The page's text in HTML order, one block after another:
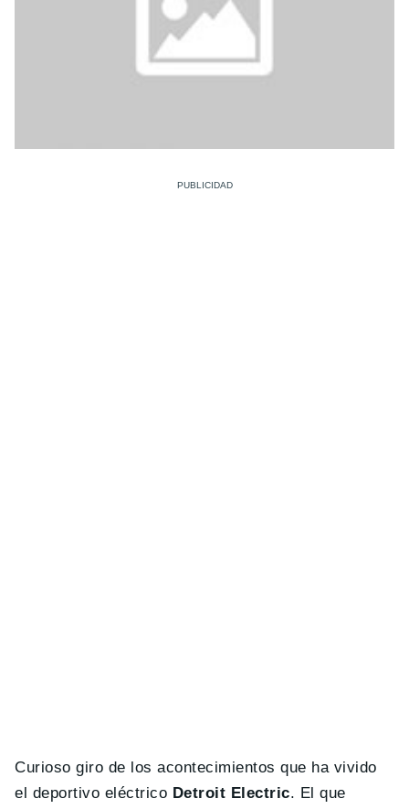
Curioso giro de los acontecimientos que ha vivido
el deportivo eléctrico Detroit Electric. El que